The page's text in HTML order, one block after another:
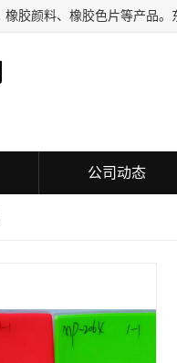
公司动态